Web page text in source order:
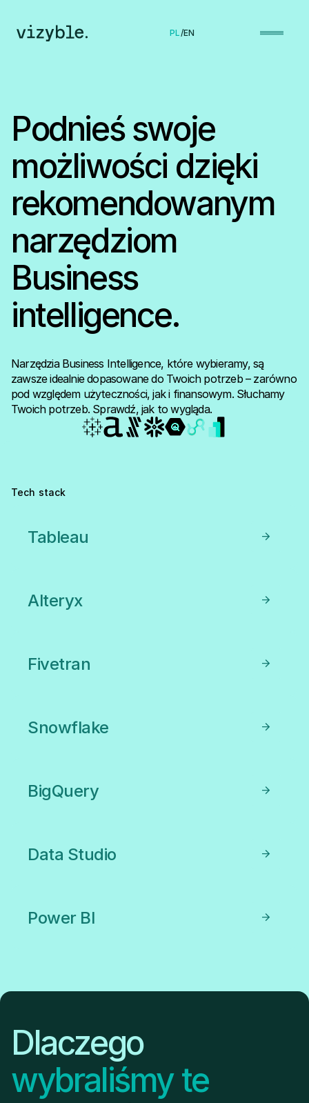
PL/EN
Podnieś swoje
możliwości dzięki
rekomendo­wanym
narzędziom
Business
intelligence.
Narzędzia Business Intelligence, które wybieramy, są
zawsze idealnie dopasowane do Twoich potrzeb – zarówno
pod względem użyteczności, jak i finansowym. Słuchamy
Twoich potrzeb. Sprawdź, jak to wygląda.
Tech stack
Tableau
Alteryx
Fivetran
Snowflake
BigQuery
Data Studio
Power BI
Dlaczego
wybraliśmy te